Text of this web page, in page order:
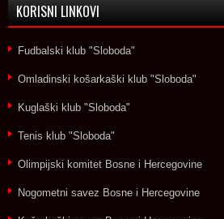
KORISNI LINKOVI
Fudbalski klub "Sloboda"
Omladinski košarkaški klub "Sloboda"
Kuglaški klub "Sloboda"
Tenis klub "Sloboda"
Olimpijski komitet Bosne i Hercegovine
Nogometni savez Bosne i Hercegovine